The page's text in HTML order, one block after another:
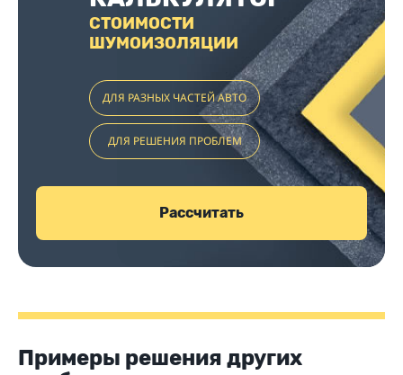
СТОИМОСТИ
ШУМОИЗОЛЯЦИИ
ДЛЯ РАЗНЫХ ЧАСТЕЙ АВТО
ДЛЯ РЕШЕНИЯ ПРОБЛЕМ
Рассчитать
Примеры решения других